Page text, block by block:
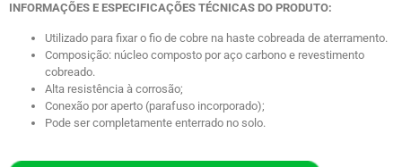
INFORMAÇÕES E ESPECIFICAÇÕES TÉCNICAS DO PRODUTO:
Utilizado para fixar o fio de cobre na haste cobreada de aterramento.
Composição: núcleo composto por aço carbono e revestimento
cobreado.
Alta resistência à corrosão;
Conexão por aperto (parafuso incorporado);
Pode ser completamente enterrado no solo.